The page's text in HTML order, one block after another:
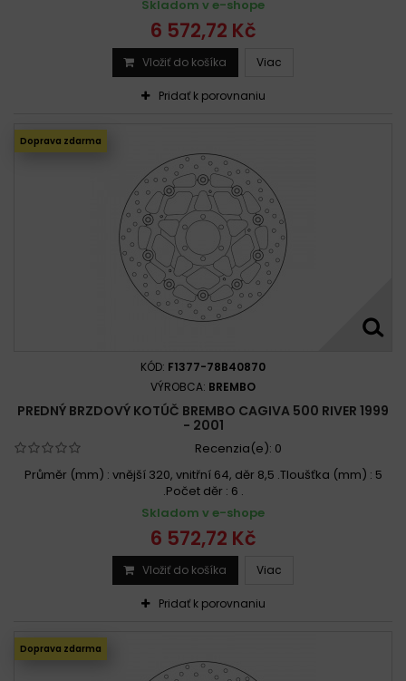
Skladom v e-shope
6 572,72 Kč
Vložiť do košíka Viac
Pridať k porovnaniu
Doprava zdarma
KÓD: F1377-78B40870
VÝROBCA: BREMBO
PREDNÝ BRZDOVÝ KOTÚČ BREMBO CAGIVA 500 RIVER 1999
- 2001
Recenzia(e): 0
Průměr (mm) : vnější 320, vnitřní 64, děr 8,5 .Tloušťka (mm) : 5
.Počet děr : 6 .
Skladom v e-shope
6 572,72 Kč
Vložiť do košíka Viac
Pridať k porovnaniu
Doprava zdarma